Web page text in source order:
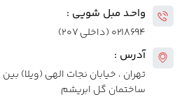
واحـد مبل شویی :
۰۲۱۸۶۹۴ (داخلی ۲۰۷)
آدرس :
تهران ، خیابان نجات الهی (ویلا)
ساختمان گل ابریشم